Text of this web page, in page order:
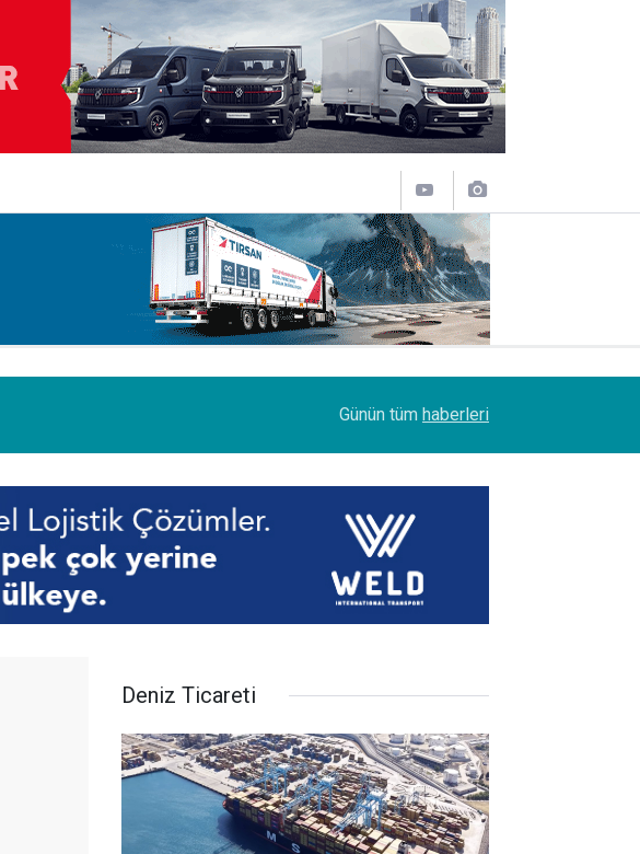
SOCAR Terminal de, MSC Tiger Servisi'nin
Günün tüm haberleri
Deniz Ticareti